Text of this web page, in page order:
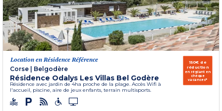
Location en Résidence Référence
Corse
Belgodère
Résidence Odalys Les Villas Bel Godère
Résidence avec jardin de 4ha proche de la plage. Accès Wifi à
l'accueil, piscine, aire de jeux enfants, terrain multisports.
150€ de
réduction
en réglant en
chèque
vacances*